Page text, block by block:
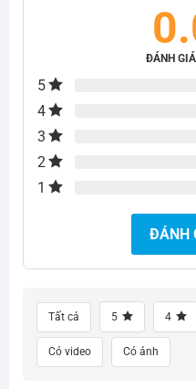
ĐÁNH
5
4
3
2
1
ĐÁNH
Tất cả 5 4
Có video Có ảnh